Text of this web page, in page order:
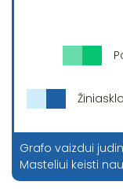
Grafo vaizdui
Masteliui keisti